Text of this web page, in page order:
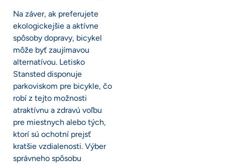
Na záver, ak preferujete
ekologickejšie a aktívne
spôsoby dopravy, bicykel
môže byť zaujímavou
alternatívou. Letisko
Stansted disponuje
parkoviskom pre bicykle, čo
robí z tejto možnosti
atraktívnu a zdravú voľbu
pre miestnych alebo tých,
ktorí sú ochotní prejsť
kratšie vzdialenosti. Výber
správneho spôsobu